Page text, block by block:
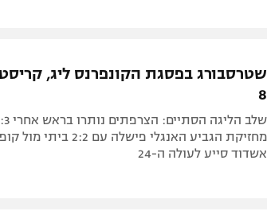
שטרסבורג בפסגת הקונפרנס ליג,
8
מחזיקת הגביע האנגלי
אשדוד סייע לעולה ה-24